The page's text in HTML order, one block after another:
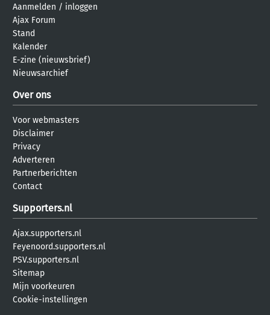
Aanmelden / inloggen
Ajax Forum
Stand
Kalender
E-zine (nieuwsbrief)
Nieuwsarchief
Over ons
Voor webmasters
Disclaimer
Privacy
Adverteren
Partnerberichten
Contact
Supporters.nl
Ajax.supporters.nl
Feyenoord.supporters.nl
PSV.supporters.nl
Sitemap
Mijn voorkeuren
Cookie-instellingen